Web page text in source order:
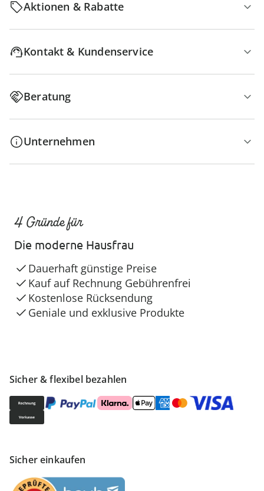
Aktionen & Rabatte
Kontakt & Kundenservice
Beratung
Unternehmen
Sicher & flexibel bezahlen
Sicher einkaufen
4 Gründe für
Die moderne Hausfrau
Dauerhaft günstige Preise
Kauf auf Rechnung Gebührenfrei
Kostenlose Rücksendung
Geniale und exklusive Produkte